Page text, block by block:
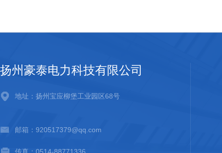
扬州豪泰电力科技有限公司
地址：扬州宝应柳堡工业园区68号
邮箱：920517379@qq.com